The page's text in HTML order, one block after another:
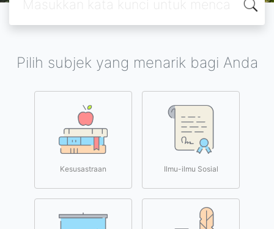
Pilih subjek yang menarik bagi Anda
Kesusastraan Ilmu-ilmu Sosial